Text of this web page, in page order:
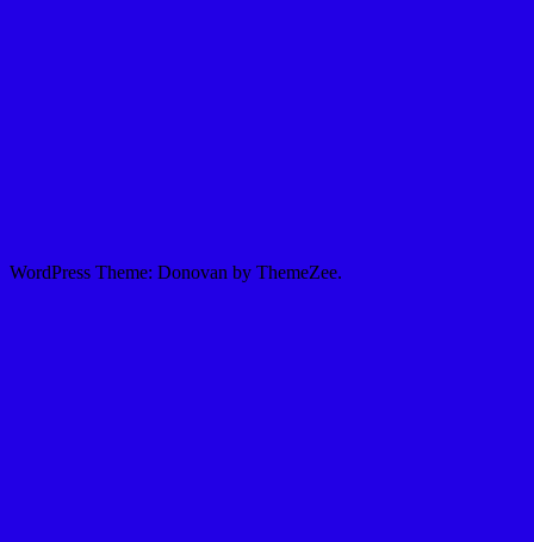
WordPress Theme: Donovan by ThemeZee.